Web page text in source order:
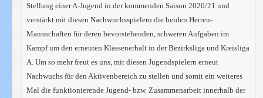
Stellung einer A-Jugend in der kommenden Saison 2020/21 und
verstärkt mit diesen Nachwuchsspielern die beiden Herren-
Mannschaften für deren bevorstehenden, schweren Aufgaben im
Kampf um den erneuten Klassenerhalt in der Bezirksliga und Kreisliga
A. Um so mehr freut es uns, mit diesen Jugendspielern erneut
Nachwuchs für den Aktivenbereich zu stellen und somit ein weiteres
Mal die funktionierende Jugend- bzw. Zusammenarbeit innerhalb der